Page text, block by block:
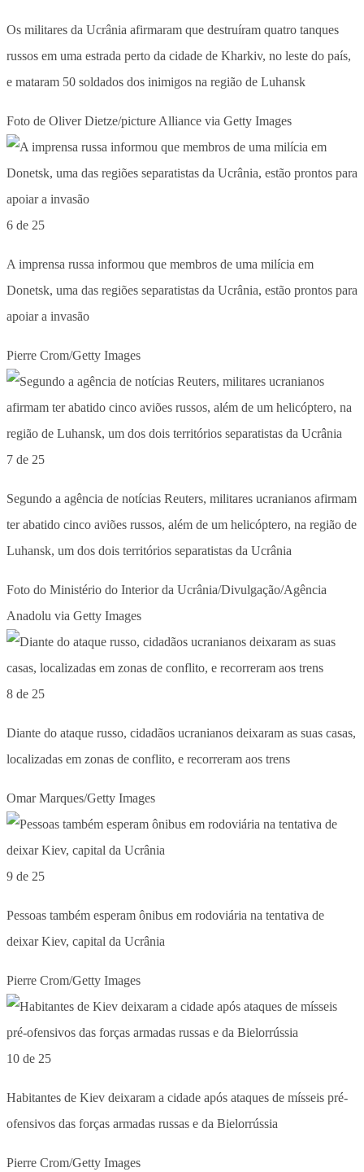
Os militares da Ucrânia afirmaram que destruíram quatro tanques
russos em uma estrada perto da cidade de Kharkiv, no leste do país,
e mataram 50 soldados dos inimigos na região de Luhansk
Foto de Oliver Dietze/picture Alliance via Getty Images
6 de 25
A imprensa russa informou que membros de uma milícia em
Donetsk, uma das regiões separatistas da Ucrânia, estão prontos para
apoiar a invasão
Pierre Crom/Getty Images
7 de 25
Segundo a agência de notícias Reuters, militares ucranianos afirmam
ter abatido cinco aviões russos, além de um helicóptero, na região de
Luhansk, um dos dois territórios separatistas da Ucrânia
Foto do Ministério do Interior da Ucrânia/Divulgação/Agência
Anadolu via Getty Images
8 de 25
Diante do ataque russo, cidadãos ucranianos deixaram as suas casas,
localizadas em zonas de conflito, e recorreram aos trens
Omar Marques/Getty Images
9 de 25
Pessoas também esperam ônibus em rodoviária na tentativa de
deixar Kiev, capital da Ucrânia
Pierre Crom/Getty Images
10 de 25
Habitantes de Kiev deixaram a cidade após ataques de mísseis pré-
ofensivos das forças armadas russas e da Bielorrússia
Pierre Crom/Getty Images